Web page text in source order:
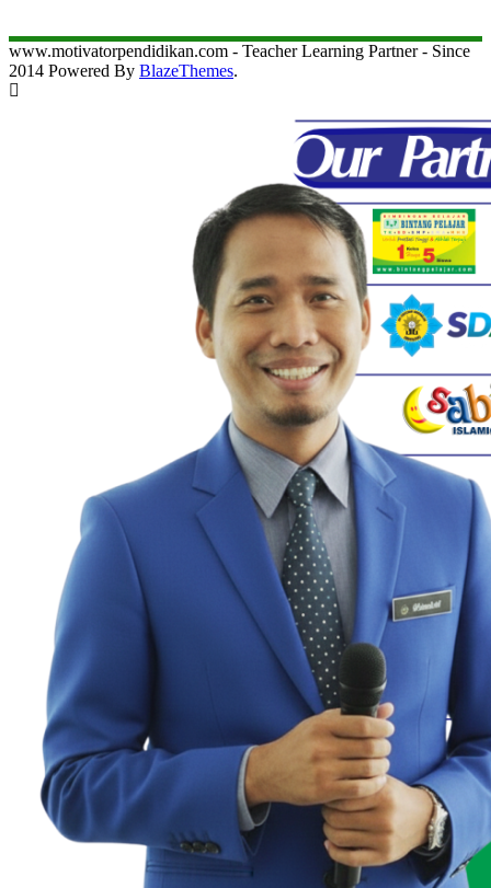
www.motivatorpendidikan.com - Teacher Learning Partner - Since
2014 Powered By BlazeThemes.